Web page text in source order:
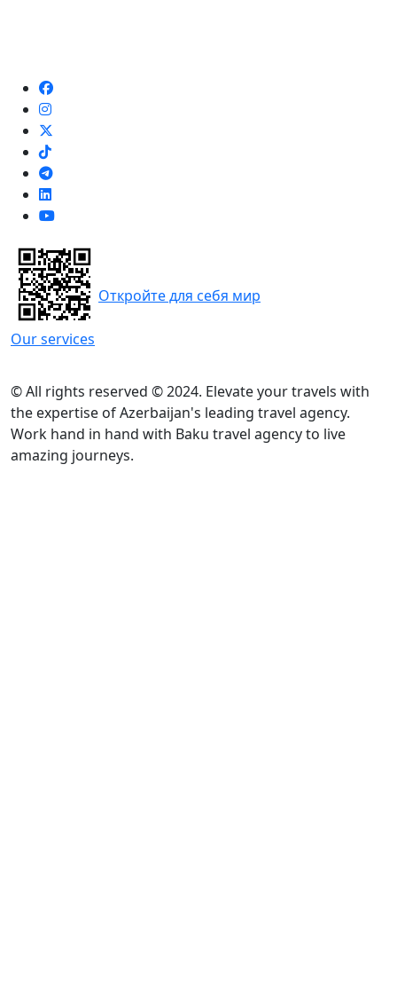
Our services
Откройте для себя мир
© All rights reserved © 2024. Elevate your travels with
the expertise of Azerbaijan's leading travel agency.
Work hand in hand with Baku travel agency to live
amazing journeys.